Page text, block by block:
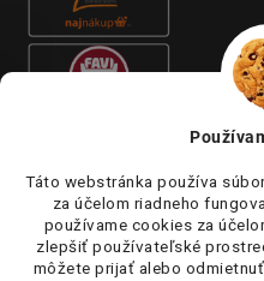
Táto webstránka používa
za účelom riadneho
používame cookies za
zlepšiť používateľské
môžete prijať alebo